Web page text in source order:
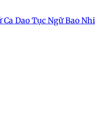
Ca Dao Tục NgữBao